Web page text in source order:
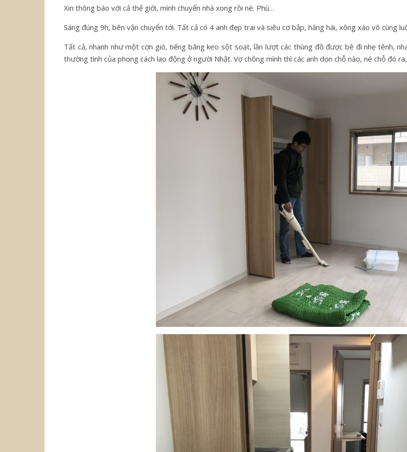
Xin thông báo với cả thế giới, mình chuyển nhà xong rồi nè. Phù…
Sáng đúng 9h, bên vận chuyển tới. Tất cả có 4 anh đẹp trai và siêu cơ bắp, hăng hái, xông xáo vô cùng
Tất cả, nhanh như một cơn gió, tiếng băng keo sột soạt, lần lượt các thùng đồ được bê đi nhẹ tênh,
thường tình của phong cách lao động ở người Nhật. Vợ chồng mình thì các anh dọn chỗ nào, né chỗ đó